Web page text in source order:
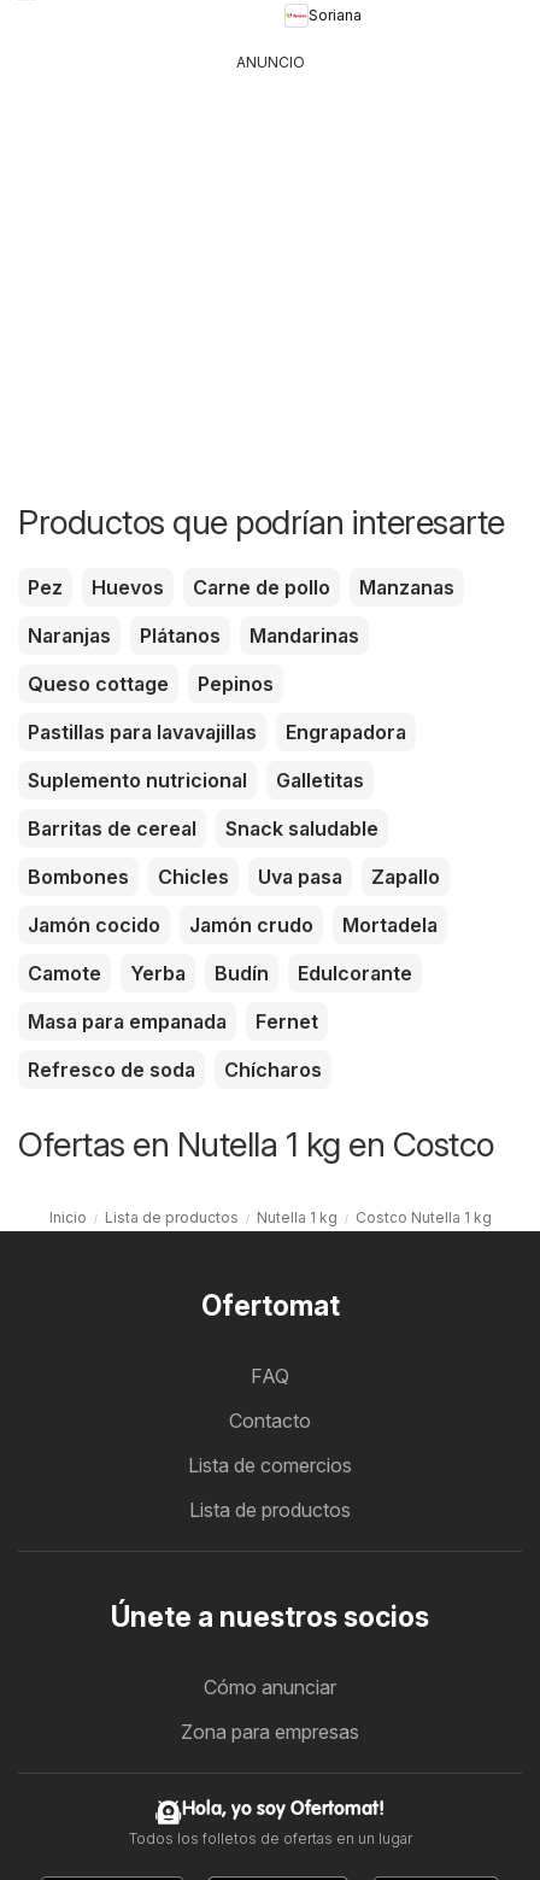
Soriana
ANUNCIO
Productos que podrían interesarte
Pez Huevos Carne de pollo
Manzanas
Naranjas
Plátanos
Mandarinas
Queso cottage
Pepinos
Pastillas para lavavajillas
Engrapadora
Suplemento nutricional
Galletitas
Barritas de cereal
Snack saludable
Bombones
Chicles Uva pasa
Zapallo
Jamón cocido
Jamón crudo
Mortadela
Camote
Yerba Budín
Edulcorante
Masa para empanada
Fernet
Refresco de soda
Chícharos
Ofertas en Nutella 1 kg en Costco
Inicio Lista de productos Nutella 1 kg Costco Nutella 1 kg
Ofertomat
FAQ
Contacto
Lista de comercios
Lista de productos
Únete a nuestros socios
Cómo anunciar
Zona para empresas
Hola, yo soy Ofertomat!
Todos los folletos de ofertas en un lugar